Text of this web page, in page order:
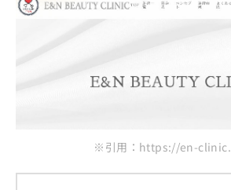
※引用：https://en-